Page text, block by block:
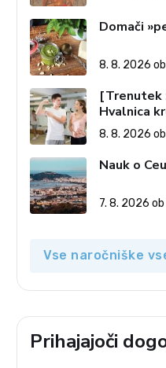
Domači
8. 8. 2026
[Trenutek
Hvalnica
8. 8. 2026
Nauk o
7. 8. 2026
Vse naročniške
Prihajajoči